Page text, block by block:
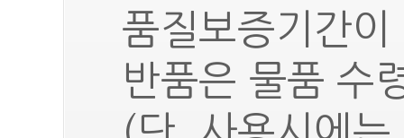
품질보증기간
반품은 물품 수